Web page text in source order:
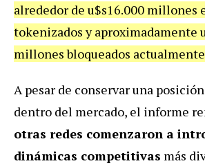
alrededor de u$s16.000 millones
tokenizados y aproximadamente
millones bloqueados
A pesar de conservar una
dentro del mercado, el informe
otras redes comenzaron a
dinámicas competitivas más